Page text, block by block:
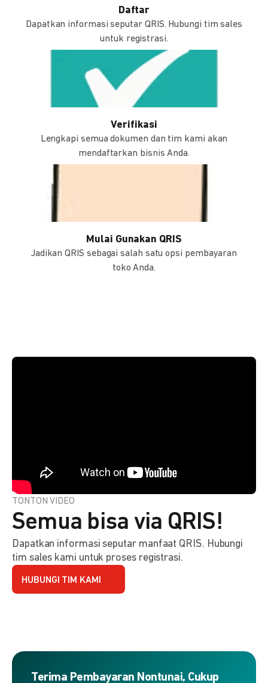
Daftar
Dapatkan informasi seputar QRIS. Hubungi tim sales
untuk registrasi.
Verifikasi
Lengkapi semua dokumen dan tim kami akan
mendaftarkan bisnis Anda.
Mulai Gunakan QRIS
Jadikan QRIS sebagai salah satu opsi pembayaran
toko Anda.
TONTON VIDEO
Semua bisa via QRIS!
Dapatkan informasi seputar manfaat QRIS. Hubungi
tim sales kami untuk proses registrasi.
HUBUNGI TIM KAMI
Terima Pembayaran Nontunai, Cukup